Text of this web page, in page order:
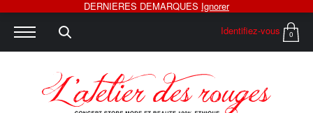
Identifiez-vous 0
DERNIERES DEMARQUES Ignorer